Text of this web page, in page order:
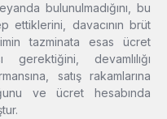
bulunulmadığını, bu
ettiklerini, davacının brüt
tazminata esas ücret
gerektiğini, devamlılığı
satış rakamlarına
ve ücret hesabında